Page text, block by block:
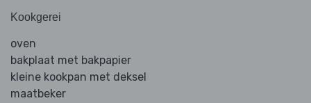
Kookgerei
oven
bakplaat met bakpapier
kleine kookpan met deksel
maatbeker